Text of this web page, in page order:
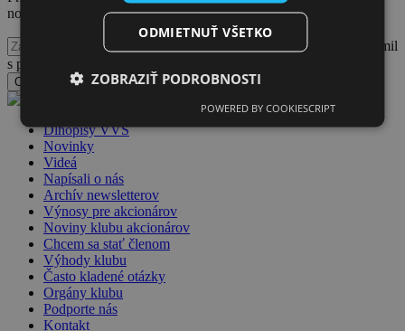
noviniek Klubu akcionárov VVS
Potvrdzujem, že som sa oboznámil
s podmienkami spracúvania a nakladania s osobnými údajmi
Odoslať formulár
Dlhopisy VVS
Novinky
Videá
Napísali o nás
Archív newsletterov
Výnosy pre akcionárov
Noviny klubu akcionárov
Chcem sa stať členom
Výhody klubu
Často kladené otázky
Orgány klubu
Podporte nás
Kontakt
ODMIETNUŤ VŠETKO
ZOBRAZIŤ PODROBNOSTI
POWERED BY COOKIESCRIPT